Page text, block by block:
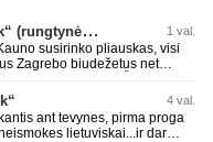
Konferencijų lyga: „Žalgiris“ – „Hajduk“ (rungtynės tiesiogiai) 1 val.
susirinko pliauskas, visi
Zagrebo biudežetus net
4 val.
ant tevynes, pirma proga
lietuviskai...ir dar